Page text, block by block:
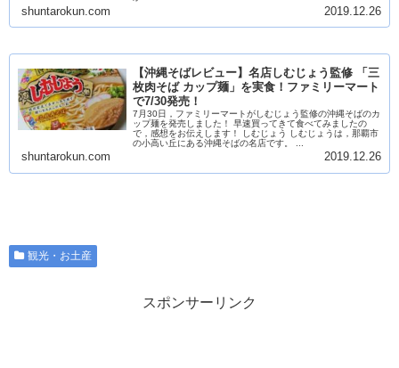
shuntarokun.com 2019.12.26
【沖縄そばレビュー】名店しむじょう監修 「三
枚肉そば カップ麺」を実食！ファミリーマート
で7/30発売！
7月30日，ファミリーマートがしむじょう監修の沖縄そばのカ
ップ麺を発売しました！ 早速買ってきて食べてみましたの
で，感想をお伝えします！ しむじょう しむじょうは，那覇市
の小高い丘にある沖縄そばの名店です。 ...
shuntarokun.com 2019.12.26
観光・お土産
スポンサーリンク